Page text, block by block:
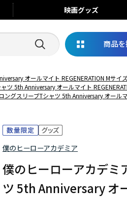
映画グッズ
商品
オールマイト REGENERATION Mサイ
ツ 5th Anniversary オールマイト
グスリーブTシャツ 5th Anniversary オール
僕のヒーローアカデミア
僕のヒーローアカデミ
ツ 5th Anniversary オ